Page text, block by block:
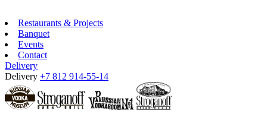
Restaurants & Projects
Banquet
Events
Contact
Delivery
Delivery +7 812 914-55-14